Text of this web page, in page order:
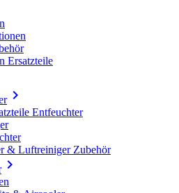
Ersatzteile

Entfeuchter
& Luftreiniger Zubehör
